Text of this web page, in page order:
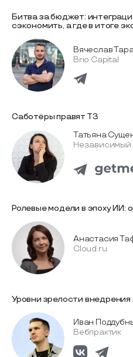
Битва за бюджет:
сэкономить, а где в итоге
Вячеслав
Brio Capital
Саботёры правят ТЗ
Татьяна
Независимый
Ролевые модели в эпоху ИИ:
Анастасия
Cloud.ru
Уровни зрелости
Иван
Вебпрактик